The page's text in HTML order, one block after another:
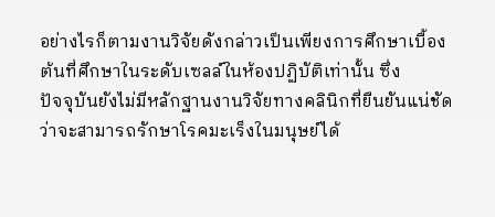
อย่างไรก็ตามงานวิจัยดังกล่าวเป็นเพียงการศึกษาเบื้อง
ต้นที่ศึกษาในระดับเซลล์ในห้องปฏิบัติเท่านั้น ซึ่ง
ปัจจุบันยังไม่มีหลักฐานงานวิจัยทางคลินิกที่ยืนยันแน่ชัด
ว่าจะสามารถรักษาโรคมะเร็งในมนุษย์ได้